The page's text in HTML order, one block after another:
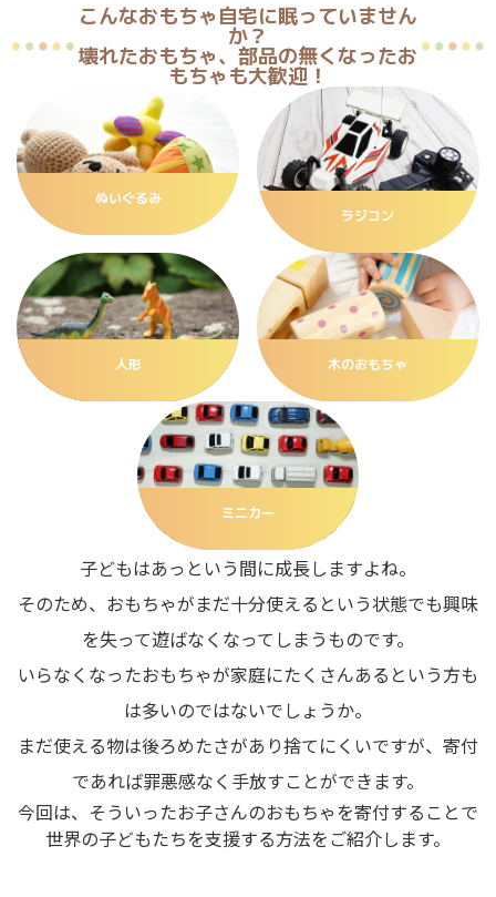
こんなおもちゃ自宅に眠っていません
か？
壊れたおもちゃ、部品の無くなったお
もちゃも大歓迎！
ぬいぐるみ
ラジコン
人形 木のおもちゃ
ミニカー
子どもはあっという間に成長しますよね。
そのため、おもちゃがまだ十分使えるという状態でも興味
を失って遊ばなくなってしまうものです。
いらなくなったおもちゃが家庭にたくさんあるという方も
は多いのではないでしょうか。
まだ使える物は後ろめたさがあり捨てにくいですが、寄付
であれば罪悪感なく手放すことができます。
今回は、そういったお子さんのおもちゃを寄付することで
世界の子どもたちを支援する方法をご紹介します。